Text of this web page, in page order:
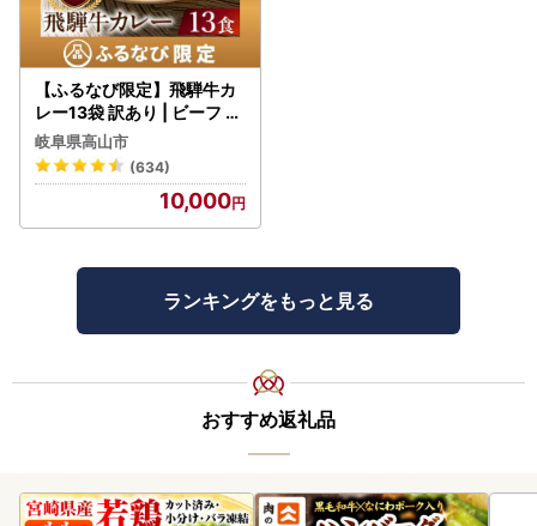
【ふるなび限定】飛騨牛カ
レー13袋 訳あり | ビーフ レ
トルト 訳あり DC006-CP
01 FN-Limited-VO
岐阜県高山市
(634)
10,000
ランキングをもっと見る
おすすめ返礼品